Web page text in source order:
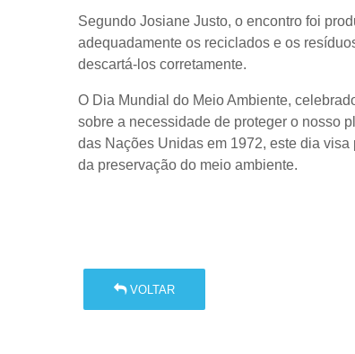
Segundo Josiane Justo, o encontro foi
adequadamente os reciclados e os
descartá-los corretamente.
O Dia Mundial do Meio Ambiente,
sobre a necessidade de proteger o nosso
das Nações Unidas em 1972, este dia
da preservação do meio ambiente.
VOLTAR